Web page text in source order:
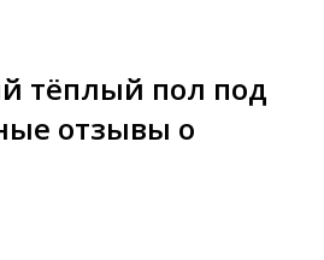
тёплый пол под
отзывы о